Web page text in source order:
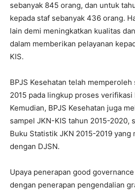
sebanyak 845 orang, dan untuk
kepada staf sebanyak 436 orang.
lain demi meningkatkan kualitas
dalam memberikan pelayanan
KIS.
BPJS Kesehatan telah
2015 pada lingkup proses verifikasi
Kemudian, BPJS Kesehatan juga
sampel JKN-KIS tahun 2015-2020,
Buku Statistik JKN 2015-2019 yang
dengan DJSN.
Upaya penerapan good
dengan penerapan pengendalian